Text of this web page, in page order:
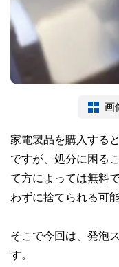
画
家電製品を購入する
ですが、処分に困る
て方によっては無料
わずに捨てられる可
そこで今回は、発泡
す。